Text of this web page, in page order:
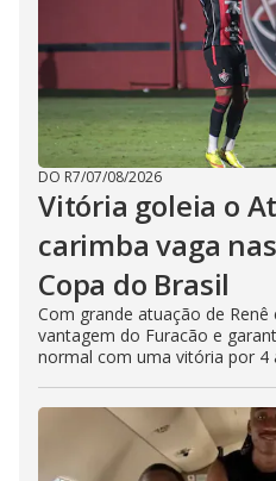
DO R7/07/08/2026
Vitória goleia o
carimba vaga
Copa do Brasil
Com grande atuação de
vantagem do Furacão e
normal com uma vitória por 4